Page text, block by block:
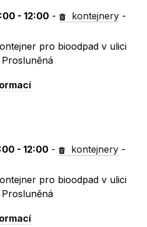
- 12:00 - kontejnery -
pro bioodpad v ulici
- 12:00 - kontejnery -
pro bioodpad v ulici